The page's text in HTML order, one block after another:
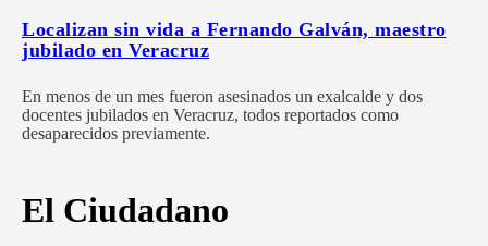
Localizan sin vida a Fernando Galván, maestro
jubilado en Veracruz
En menos de un mes fueron asesinados un exalcalde y dos
docentes jubilados en Veracruz, todos reportados como
desaparecidos previamente.
El Ciudadano